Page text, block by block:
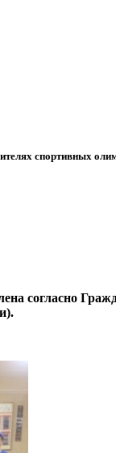
спортивных
согласно